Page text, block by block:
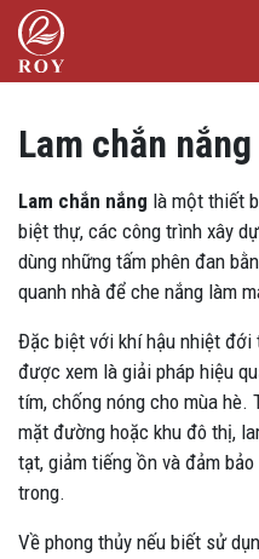
Chuyển đến nội dung
Laser Việt Đức
Lam chắn nắng
Lam chắn nắng là một thiết
biệt thự, các công trình xây
dùng những tấm phên đan
quanh nhà để che nắng làm
Đặc biệt với khí hậu nhiệt đới
được xem là giải pháp hiệu
tím, chống nóng cho mùa
mặt đường hoặc khu đô thị,
tạt, giảm tiếng ồn và đảm
trong.
Về phong thủy nếu biết sử